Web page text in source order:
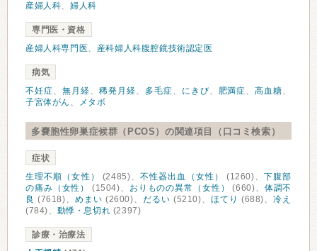
産婦人科、婦人科
専門医・資格
産婦人科専門医、 産科婦人科腹腔鏡技術認定医
病気
不妊症、 無月経、 稀発月経、 多毛症、 にきび、 肥満症、高血糖、
子宮体がん 、 メタボ
多嚢胞性卵巣症候群（PCOS）の関連項目（口コミ検索）
症状
生理不順（女性）
(2485)、不性器出血（女性） (1260)、下腹部
の痛み（女性）
(1504)、 おりものの異常（女性） (660)、 体調不
良 (7618)、 めまい (2600)、 だるい (5210)、 ほてり (688)、冷え
(784)、 動悸・息切れ (2397)
診療・治療法